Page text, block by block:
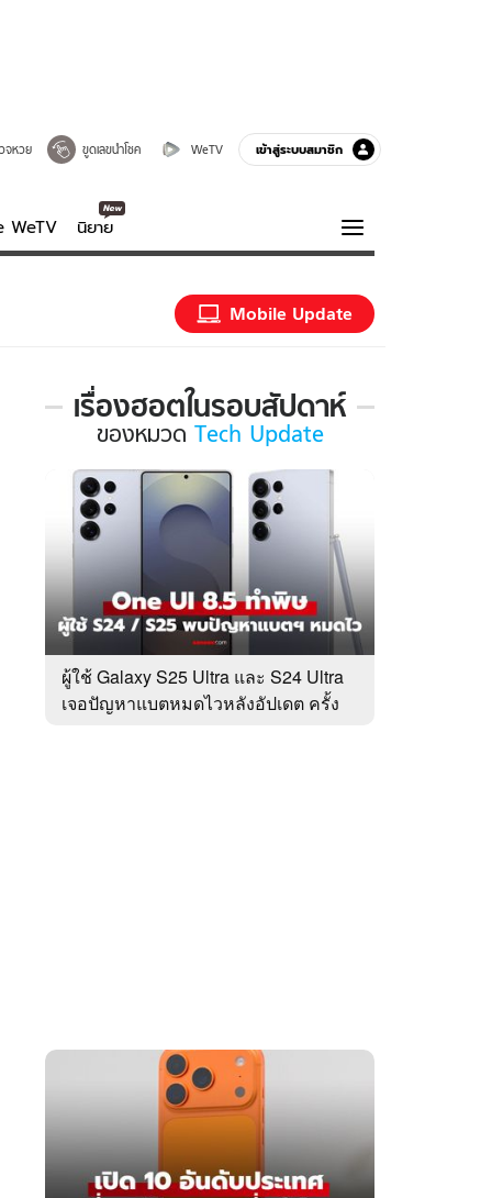
จหวย ขูดเลขนำโชค WeTV เข้าสู่ระบบสมาชิก
WeTV นิยาย
ความรู้รอบตัว
ฮาวทู
Mobile Update
เรื่องฮอตในรอบสัปดาห์
เรื่อง
สัปดาห์
Tech
Update
ของหมวด Tech Update
ผู้ใช้ Galaxy S25 Ultra และ S24 Ultra
เจอปัญหาแบตหมดไวหลังอัปเดต ครั้ง